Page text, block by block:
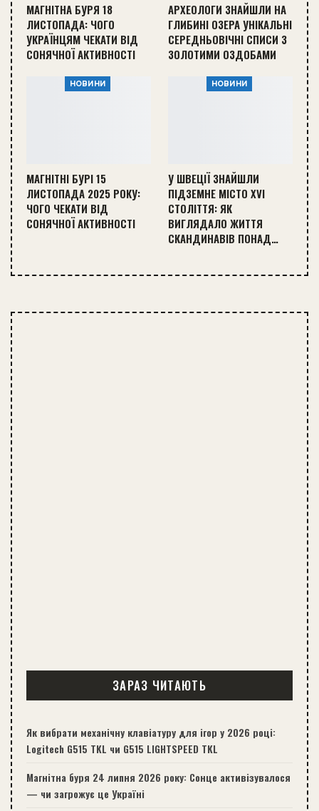
МАГНІТНА БУРЯ 18
ЛИСТОПАДА: ЧОГО
УКРАЇНЦЯМ ЧЕКАТИ ВІД
СОНЯЧНОЇ АКТИВНОСТІ
АРХЕОЛОГИ ЗНАЙШЛИ НА
ГЛИБИНІ ОЗЕРА УНІКАЛЬНІ
СЕРЕДНЬОВІЧНІ СПИСИ З
ЗОЛОТИМИ ОЗДОБАМИ
НОВИНИ
МАГНІТНІ БУРІ 15
ЛИСТОПАДА 2025 РОКУ:
ЧОГО ЧЕКАТИ ВІД
СОНЯЧНОЇ АКТИВНОСТІ
НОВИНИ
У ШВЕЦІЇ ЗНАЙШЛИ
ПІДЗЕМНЕ МІСТО XVI
СТОЛІТТЯ: ЯК
ВИГЛЯДАЛО ЖИТТЯ
СКАНДИНАВІВ ПОНАД…
ЗАРАЗ ЧИТАЮТЬ
Як вибрати механічну клавіатуру для ігор у 2026 році:
Logitech G515 TKL чи G515 LIGHTSPEED TKL
Магнітна буря 24 липня 2026 року: Сонце активізувалося
— чи загрожує це Україні